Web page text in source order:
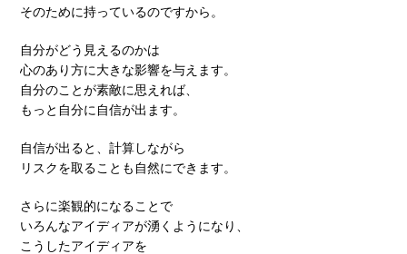
そのために持っているのですから。
自分がどう見えるのかは
心のあり方に大きな影響を与えます。
自分のことが素敵に思えれば、
もっと自分に自信が出ます。
自信が出ると、計算しながら
リスクを取ることも自然にできます。
さらに楽観的になることで
いろんなアイディアが湧くようになり、
こうしたアイディアを